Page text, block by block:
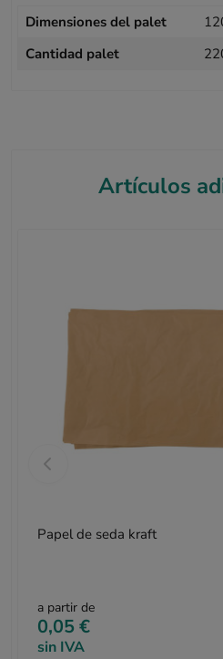
Dimensiones del palet
Cantidad palet
Artículos
Papel de seda kraft
a partir de
0,05 €
sin IVA